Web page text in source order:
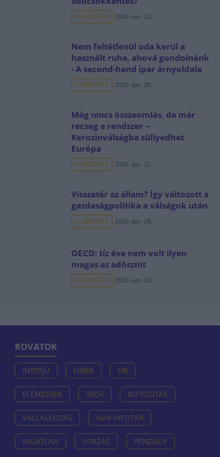
ELEMZÉSEK 2026. ápr. 23.
Nem feltétlenül oda kerül a
használt ruha, ahová gondolnánk
- A second-hand ipar árnyoldala
ELEMZÉSEK 2026. ápr. 26.
Még nincs összeomlás, de már
recseg a rendszer –
Kerozinválságba süllyedhet
Európa
ELEMZÉSEK 2026. ápr. 22.
Visszatér az állam? Így változott a
gazdaságpolitika a válságok után
ELEMZÉSEK 2026. ápr. 28.
OECD: tíz éve nem volt ilyen
magas az adószint
ELEMZÉSEK 2026. ápr. 23.
ROVATOK
INTERJÚ HÍREK HR
ELEMZÉSEK TECH BIZTOSÍTÁS
VÁLLALKOZÁS NAV INFOTÁR
INGATLAN UTAZÁS PÉNZÜGY